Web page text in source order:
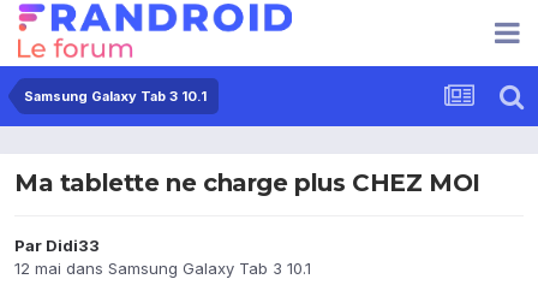
Samsung Galaxy Tab 3 10.1
Ma tablette ne charge plus CHEZ MOI
Par Didi33
12 mai dans Samsung Galaxy Tab 3 10.1